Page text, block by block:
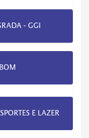
- GGI
E LAZER